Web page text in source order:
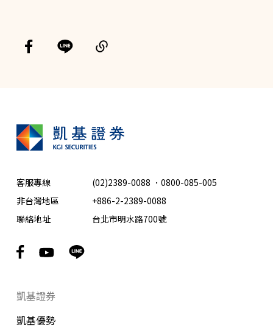
客服專線 (02)2389-0088 ． 0800-085-005
非台灣地區
+886-2-2389-0088
聯絡地址
台北市明水路700號
凱基證券
凱基優勢